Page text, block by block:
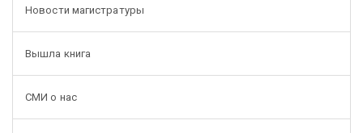
Новости магистратуры
Вышла книга
СМИ о нас